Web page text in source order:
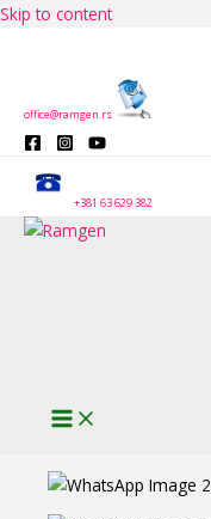
Skip to content
office@ramgen.rs
+381 63 629 382